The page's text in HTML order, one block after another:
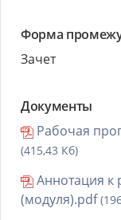
Форма
Зачет
Документы
Рабочая
(415,43 Кб)
Аннотация
(модуля).pdf